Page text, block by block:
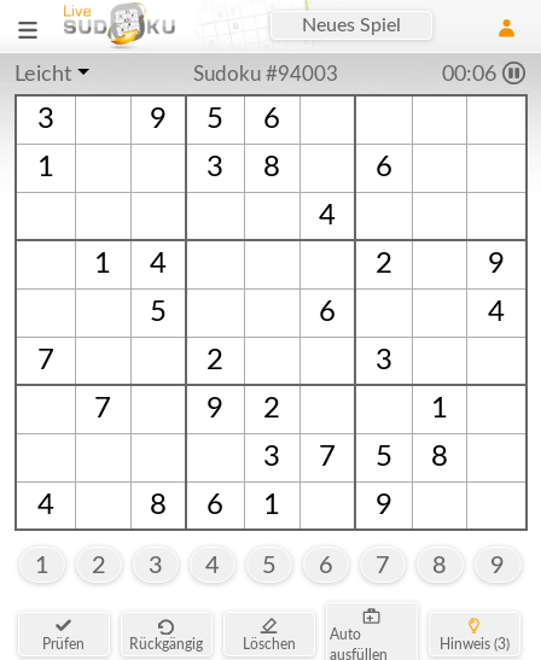
Neues Spiel
Leicht Sudoku #94003 00:06
3 9 5
6
1
3 8
6
4
1
4 2
9
5
6
4
7
2
3
7
9 2
1
3
7 5
8
4
8 6 1 9
1 2 3 4 5 6 7 8 9
Prüfen Rückgängig Löschen
Auto
ausfüllen
Hinweis (3)